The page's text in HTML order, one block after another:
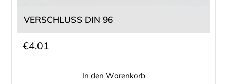
VERSCHLUSS DIN 96
€4,01
In den Warenkorb